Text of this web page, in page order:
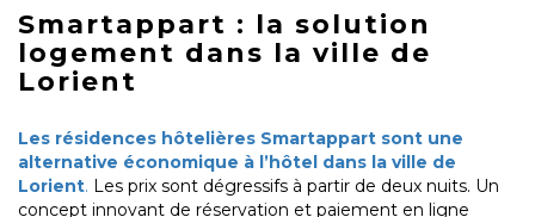
Smartappart : la solution
logement dans la ville de
Lorient
Les résidences hôtelières Smartappart sont une
alternative économique à l’hôtel dans la ville de
Lorient. Les prix sont dégressifs à partir de deux nuits. Un
concept innovant de réservation et paiement en ligne